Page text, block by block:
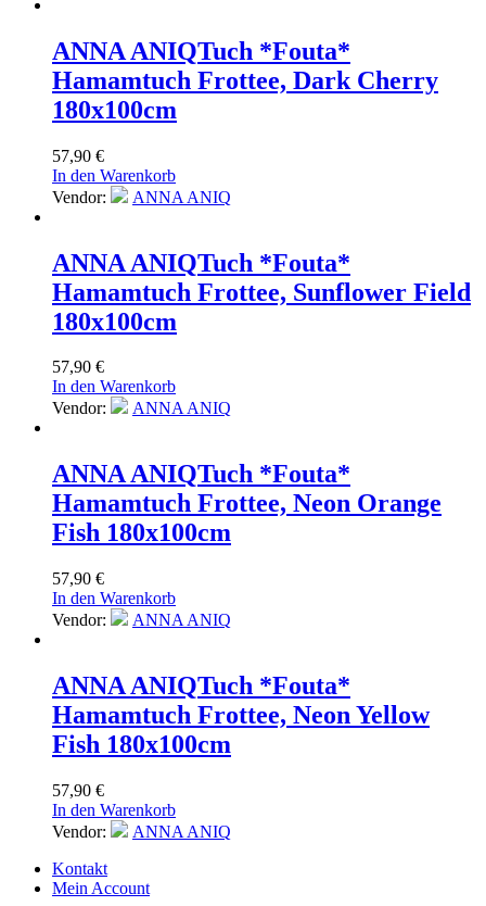
ANNA ANIQTuch *Fouta*
Hamamtuch Frottee, Dark Cherry
180x100cm
57,90 €
In den Warenkorb
Vendor:
ANNA ANIQ
ANNA ANIQTuch *Fouta*
Hamamtuch Frottee, Sunflower Field
180x100cm
57,90 €
In den Warenkorb
Vendor:
ANNA ANIQ
ANNA ANIQTuch *Fouta*
Hamamtuch Frottee, Neon Orange
Fish 180x100cm
57,90 €
In den Warenkorb
Vendor:
ANNA ANIQ
ANNA ANIQTuch *Fouta*
Hamamtuch Frottee, Neon Yellow
Fish 180x100cm
57,90 €
In den Warenkorb
Vendor:
ANNA ANIQ
Kontakt
Mein Account